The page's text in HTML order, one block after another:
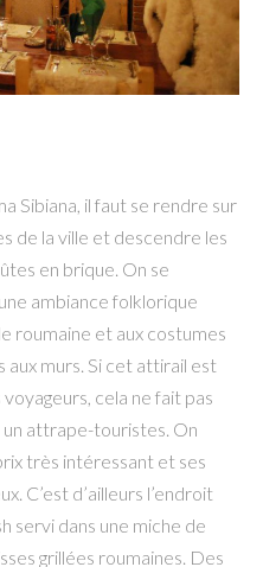
Sibiana, il faut se rendre sur
de la ville et descendre les
en brique. On se
ambiance folklorique
roumaine et aux costumes
murs. Si cet attirail est
cela ne fait pas
attrape-touristes. On
très intéressant et ses
C’est d’ailleurs l’endroit
servi dans une miche de
grillées roumaines. Des